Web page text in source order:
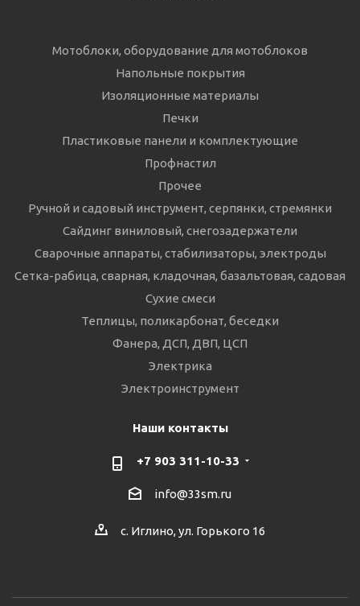
Мотоблоки, оборудование для мотоблоков
Напольные покрытия
Изоляционные материалы
Печки
Пластиковые панели и комплектующие
Профнастил
Прочее
Ручной и садовый инструмент, серпянки, стремянки
Сайдинг виниловый, снегозадержатели
Сварочные аппараты, стабилизаторы, электроды
Сетка-рабица, сварная, кладочная, базальтовая, садовая
Сухие смеси
Теплицы, поликарбонат, беседки
Фанера, ДСП, ДВП, ЦСП
Электрика
Электроинструмент
Наши контакты
+7 903 311-10-33
info@33sm.ru
с. Иглино, ул. Горького 16